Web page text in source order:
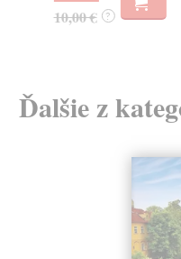
10,00 € ?
Ďalšie z